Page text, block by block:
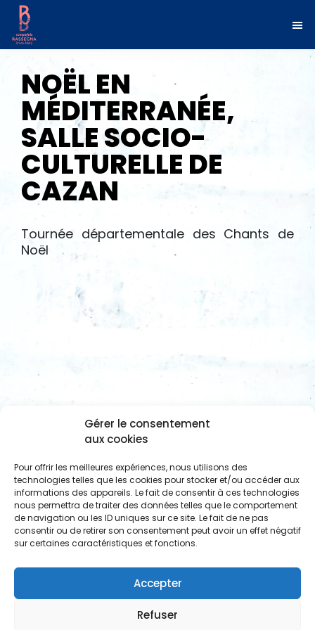
Gérer le consentement
aux cookies
Pour offrir les meilleures expériences, nous utilisons des
technologies telles que les cookies pour stocker et/ou accéder aux
informations des appareils. Le fait de consentir à ces technologies
nous permettra de traiter des données telles que le comportement
de navigation ou les ID uniques sur ce site. Le fait de ne pas
consentir ou de retirer son consentement peut avoir un effet négatif
sur certaines caractéristiques et fonctions.
Accepter
Refuser
Passer
la
navigation
principale
Passer
au
contenu
principal
Rassegna
musiques
mouvementNOËL EN
MÉDITERRANÉE,
SALLE SOCIO-
CULTURELLE DE
CAZAN
Tournée départementale des Chants de
Noël